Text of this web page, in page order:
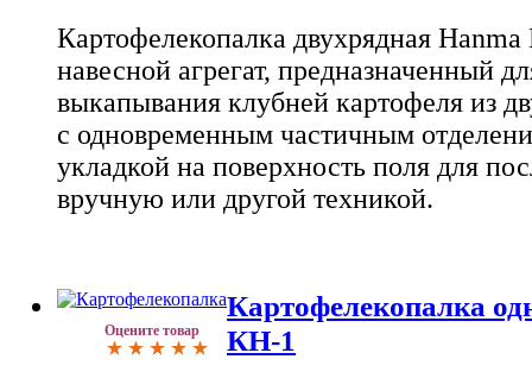
Картофелекопалка двухрядная
навесной агрегат, предназначенный
выкапывания клубней картофеля из
с одновременным частичным
укладкой на поверхность поля для
вручную или другой техникой.
Оцените товар
Картофелекопалка
КН-1